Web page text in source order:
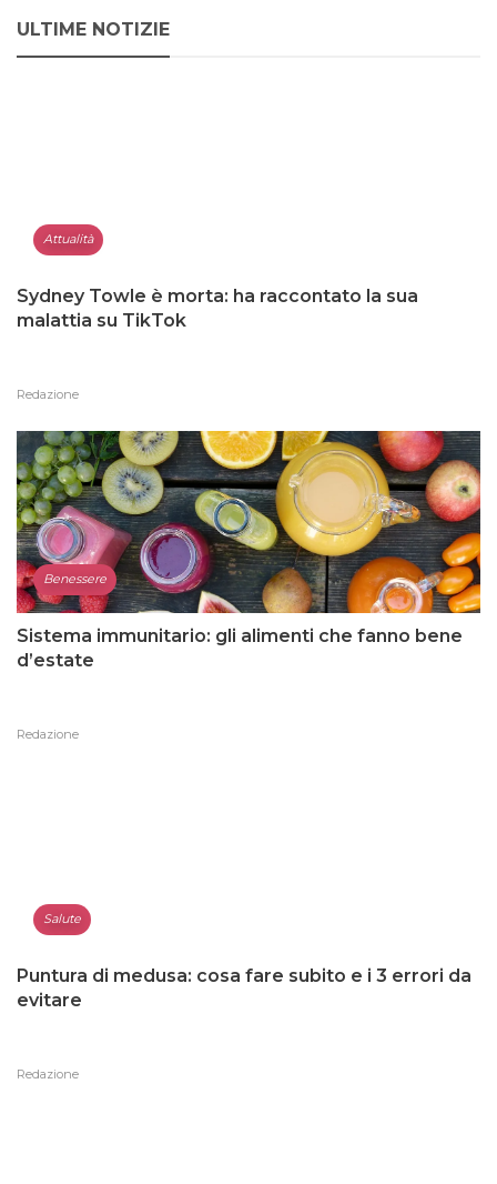
ULTIME NOTIZIE
Attualità
Sydney Towle è morta: ha raccontato la sua
malattia su TikTok
Redazione
Benessere
Sistema immunitario: gli alimenti che fanno bene
d’estate
Redazione
Salute
Puntura di medusa: cosa fare subito e i 3 errori da
evitare
Redazione